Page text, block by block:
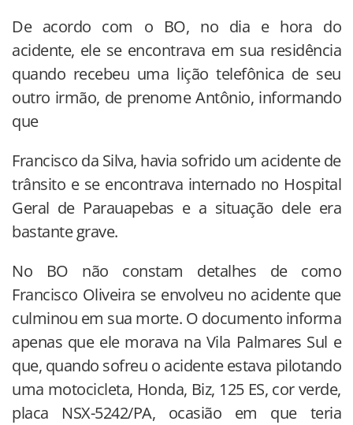
De acordo com o BO, no dia e hora do
acidente, ele se encontrava em sua residência
quando recebeu uma lição telefônica de seu
outro irmão, de prenome Antônio, informando
que
Francisco da Silva, havia sofrido um acidente de
trânsito e se encontrava internado no Hospital
Geral de Parauapebas e a situação dele era
bastante grave.
No BO não constam detalhes de como
Francisco Oliveira se envolveu no acidente que
culminou em sua morte. O documento informa
apenas que ele morava na Vila Palmares Sul e
que, quando sofreu o acidente estava pilotando
uma motocicleta, Honda, Biz, 125 ES, cor verde,
placa NSX-5242/PA, ocasião em que teria